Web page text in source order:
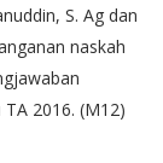
S. Ag dan
naskah
2016. (M12)